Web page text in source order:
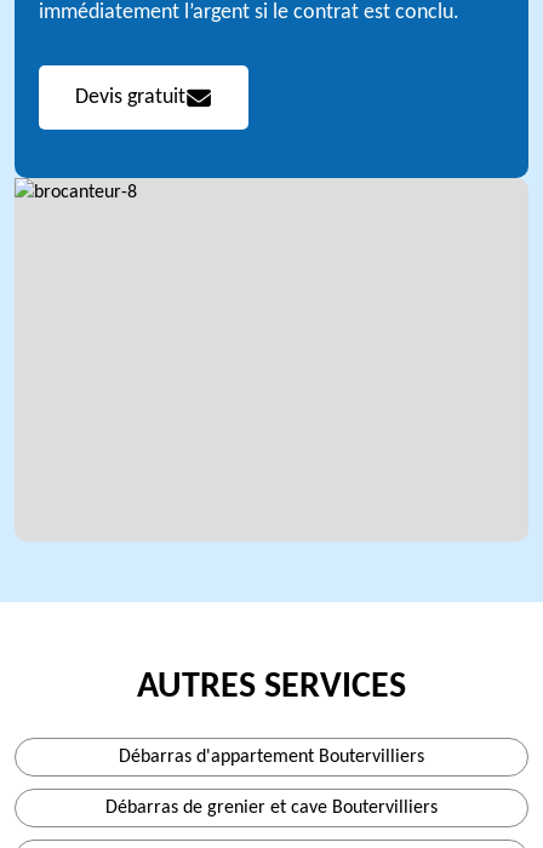
immédiatement l’argent si le contrat est conclu.
Devis gratuit
AUTRES SERVICES
Débarras d'appartement Boutervilliers
Débarras de grenier et cave Boutervilliers